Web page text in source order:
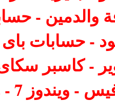
-
- حسابات
- كاسبر
7 - وغيرها ...